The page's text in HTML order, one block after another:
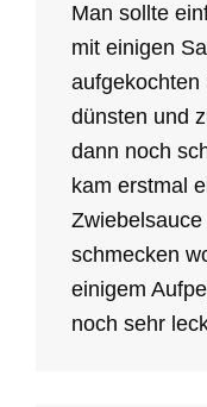
Man sollte
mit einigen
aufgekochten
dünsten und
dann noch
kam erstmal
schmecken
einigem
noch sehr